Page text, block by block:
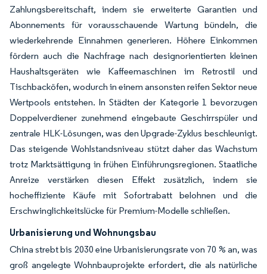
Zahlungsbereitschaft, indem sie erweiterte Garantien und
Abonnements für vorausschauende Wartung bündeln, die
wiederkehrende Einnahmen generieren. Höhere Einkommen
fördern auch die Nachfrage nach designorientierten kleinen
Haushaltsgeräten wie Kaffeemaschinen im Retrostil und
Tischbacköfen, wodurch in einem ansonsten reifen Sektor neue
Wertpools entstehen. In Städten der Kategorie 1 bevorzugen
Doppelverdiener zunehmend eingebaute Geschirrspüler und
zentrale HLK-Lösungen, was den Upgrade-Zyklus beschleunigt.
Das steigende Wohlstandsniveau stützt daher das Wachstum
trotz Marktsättigung in frühen Einführungsregionen. Staatliche
Anreize verstärken diesen Effekt zusätzlich, indem sie
hocheffiziente Käufe mit Sofortrabatt belohnen und die
Erschwinglichkeitslücke für Premium-Modelle schließen.
Urbanisierung und Wohnungsbau
China strebt bis 2030 eine Urbanisierungsrate von 70 % an, was
groß angelegte Wohnbauprojekte erfordert, die als natürliche